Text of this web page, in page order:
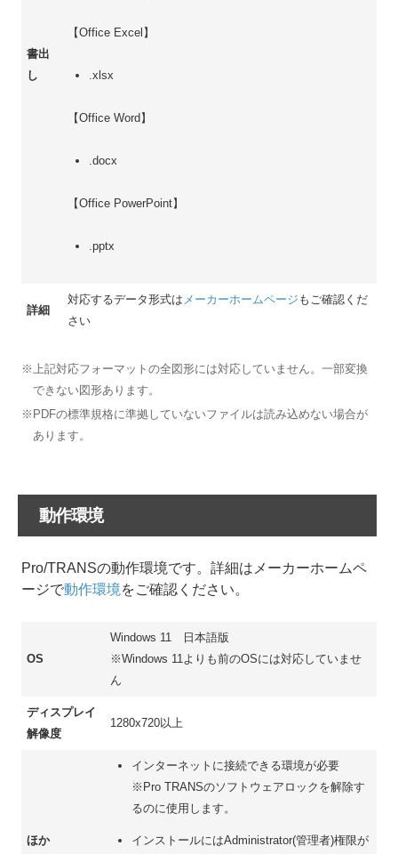
書出
し
【Office Excel】
.xlsx
【Office Word】
.docx
【Office PowerPoint】
.pptx
詳細
対応するデータ形式は メーカーホームページ もご確認くだ
さい
※上記対応フォーマットの全図形には対応していません。一部変換
できない図形あります。
※PDFの標準規格に準拠していないファイルは読み込めない場合が
あります。
動作環境
Pro/TRANSの動作環境です。詳細はメーカーホームペ
ージで動作環境をご確認ください。
OS
Windows 11 日本語版
※Windows 11よりも前のOSには対応していませ
ん
ディスプレイ
解像度
1280x720以上
ほか
インターネットに接続できる環境が必要
※Pro TRANSのソフトウェアロックを解除す
るのに使用します。
インストールにはAdministrator(管理者)権限が